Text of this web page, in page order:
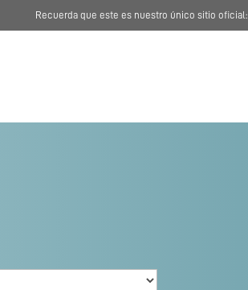
Recuerda que este es nuestro único sitio oficial: